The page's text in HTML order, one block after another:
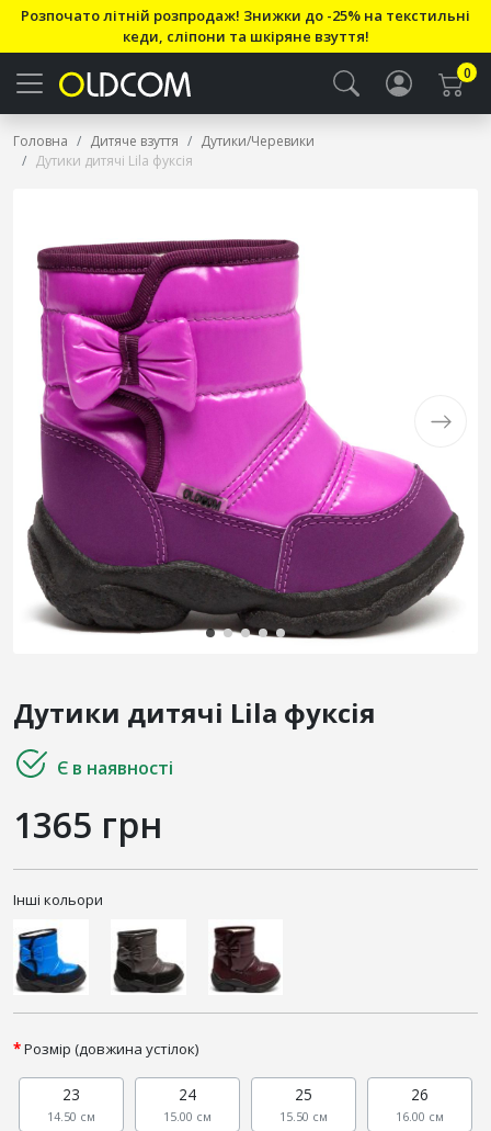
Розпочато літній розпродаж! Знижки до -25% на текстильні
кеди, сліпони та шкіряне взуття!
0
Головна Дитяче взуття
Дутики/Черевики
Дутики дитячі Lila фуксія
Дутики дитячі Lila фуксія
Є в наявності
1365 грн
Інші кольори
Розмір (довжина устілок)
23
14.50 см
24
15.00 см
25
15.50 см
26
16.00 см